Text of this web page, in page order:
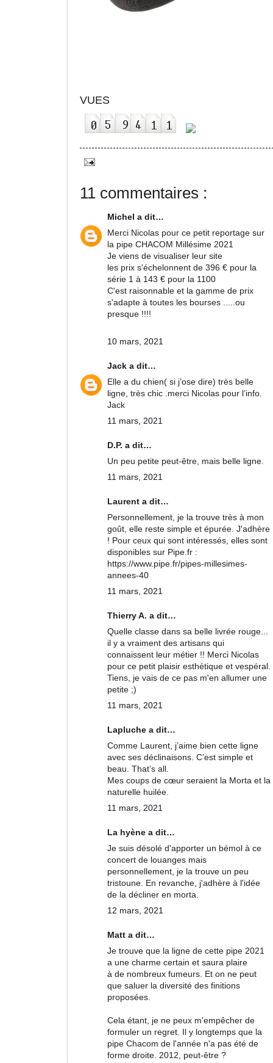
VUES
11 commentaires :
Michel a dit…
Merci Nicolas pour ce petit reportage sur
la pipe CHACOM Millésime 2021
Je viens de visualiser leur site
les prix s'échelonnent de 396 € pour la
série 1 à 143 € pour la 1100
C'est raisonnable et la gamme de prix
s'adapte à toutes les bourses .....ou
presque !!!!
10 mars, 2021
Jack a dit…
Elle a du chien( si j’ose dire) très belle
ligne, très chic .merci Nicolas pour l’info.
Jack
11 mars, 2021
D.P. a dit…
Un peu petite peut-être, mais belle ligne.
11 mars, 2021
Laurent a dit…
Personnellement, je la trouve très à mon
goût, elle reste simple et épurée. J'adhère
! Pour ceux qui sont intéressés, elles sont
disponibles sur Pipe.fr :
https://www.pipe.fr/pipes-millesimes-
annees-40
11 mars, 2021
Thierry A. a dit…
Quelle classe dans sa belle livrée rouge...
il y a vraiment des artisans qui
connaissent leur métier !! Merci Nicolas
pour ce petit plaisir esthétique et vespéral.
Tiens, je vais de ce pas m'en allumer une
petite ;)
11 mars, 2021
Lapluche a dit…
Comme Laurent, j’aime bien cette ligne
avec ses déclinaisons. C’est simple et
beau. That’s all.
Mes coups de cœur seraient la Morta et la
naturelle huilée.
11 mars, 2021
La hyène a dit…
Je suis désolé d'apporter un bémol à ce
concert de louanges mais
personnellement, je la trouve un peu
tristoune. En revanche, j'adhère à l'idée
de la décliner en morta.
12 mars, 2021
Matt a dit…
Je trouve que la ligne de cette pipe 2021
a une charme certain et saura plaire
à de nombreux fumeurs. Et on ne peut
que saluer la diversité des finitions
proposées.
Cela étant, je ne peux m'empêcher de
formuler un regret. Il y longtemps que la
pipe Chacom de l'année n'a pas été de
forme droite. 2012, peut-être ?